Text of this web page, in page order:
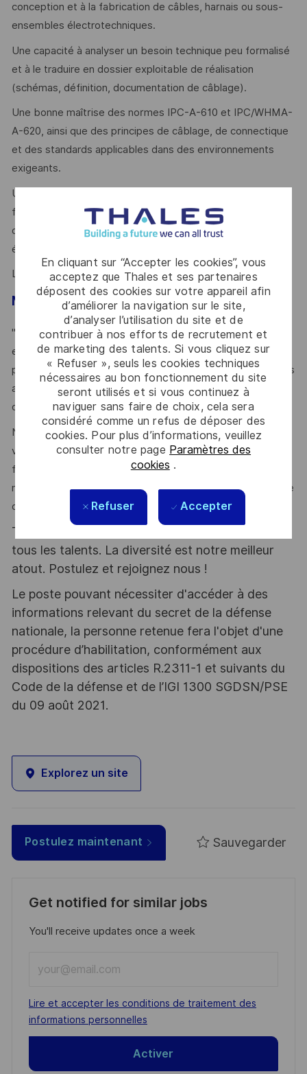
En cliquant sur “Accepter les cookies”, vous
acceptez que Thales et ses partenaires
déposent des cookies sur votre appareil afin
d’améliorer la navigation sur le site,
d’analyser l’utilisation du site et de
contribuer à nos efforts de recrutement et
de marketing des talents. Si vous cliquez sur
« Refuser », seuls les cookies techniques
nécessaires au bon fonctionnement du site
seront utilisés et si vous continuez à
naviguer sans faire de choix, cela sera
considéré comme un refus de déposer des
cookies. Pour plus d’informations, veuillez
consulter notre page Paramètres des
cookies .
Refuser Accepter
conception et à la fabrication de câbles, harnais ou sous-
ensembles électrotechniques.
Une capacité à analyser un besoin technique peu formalisé
et à le traduire en dossier exploitable de réalisation
(schémas, définition, documentation de câblage).
Une bonne maîtrise des normes IPC-A-610 et IPC/WHMA-
A-620, ainsi que des principes de câblage, de connectique
et des standards applicables dans des environnements
exigeants.
Une aptitude au pilotage d’activité et au management
fonctionnel, avec suivi des priorités, des charges, des
délais et des indicateurs, y compris financiers, pour
élaborer et suivre des plans d’actions
La connaissance des normes IPC est fortement souhaitée
Mot du manager
"Rejoindre la cellule MSC, c’est évoluer dans un
environnement technique varié, concret et stimulant, au
plus près des besoins des équipes de développement. Nos
activités allient expertise électrotechnique, réactivité
opérationnelle et travail collectif.
Nous recherchons un profil capable d’apporter une vraie
valeur ajoutée dans la compréhension des besoins, la
formalisation des demandes de câblage et le pilotage de
notre centre de service, tout en contribuant à la dynamique
d’équipe et à l’amélioration continue de nos pratiques." Eric
Thales, entreprise Handi-Engagée, reconnait
tous les talents. La diversité est notre meilleur
atout. Postulez et rejoignez nous !
Le poste pouvant nécessiter d'accéder à des
informations relevant du secret de la défense
nationale, la personne retenue fera l'objet d'une
procédure d’habilitation, conformément aux
dispositions des articles R.2311-1 et suivants du
Code de la défense et de l’IGI 1300 SGDSN/PSE
du 09 août 2021.
Explorez un site
Postulez maintenant Sauvegarder
Get notified for similar jobs
You'll receive updates once a week
Email
address
(Required)
Required
Lire et accepter les conditions de traitement des
informations personnelles
Activer